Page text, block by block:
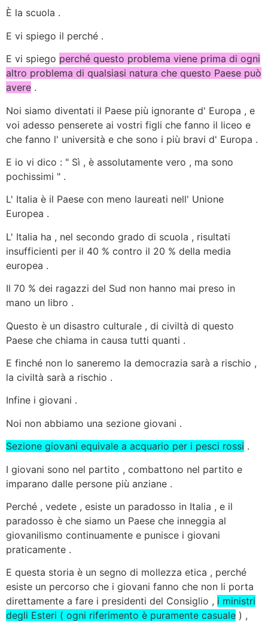
È la scuola .
E vi spiego il perché .
E vi spiego perché questo problema viene prima di ogni
altro problema di qualsiasi natura che questo Paese può
avere .
Noi siamo diventati il Paese più ignorante d' Europa , e
voi adesso penserete ai vostri figli che fanno il liceo e
che fanno l' università e che sono i più bravi d' Europa .
E io vi dico : " Sì , è assolutamente vero , ma sono
pochissimi " .
L' Italia è il Paese con meno laureati nell' Unione
Europea .
L' Italia ha , nel secondo grado di scuola , risultati
insufficienti per il 40 % contro il 20 % della media
europea .
Il 70 % dei ragazzi del Sud non hanno mai preso in
mano un libro .
Questo è un disastro culturale , di civiltà di questo
Paese che chiama in causa tutti quanti .
E finché non lo saneremo la democrazia sarà a rischio ,
la civiltà sarà a rischio .
Infine i giovani .
Noi non abbiamo una sezione giovani .
Sezione giovani equivale a acquario per i pesci rossi .
I giovani sono nel partito , combattono nel partito e
imparano dalle persone più anziane .
Perché , vedete , esiste un paradosso in Italia , e il
paradosso è che siamo un Paese che inneggia al
giovanilismo continuamente e punisce i giovani
praticamente .
E questa storia è un segno di mollezza etica , perché
esiste un percorso che i giovani fanno che non li porta
direttamente a fare i presidenti del Consiglio , i ministri
degli Esteri ( ogni riferimento è puramente casuale ) ,